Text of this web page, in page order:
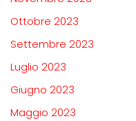
Ottobre 2023
Settembre 2023
Luglio 2023
Giugno 2023
Maggio 2023